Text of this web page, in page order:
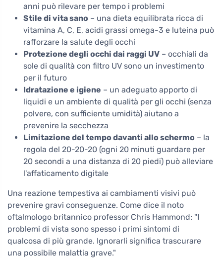
anni può rilevare per tempo i problemi
Stile di vita sano – una dieta equilibrata ricca di
vitamina A, C, E, acidi grassi omega-3 e luteina può
rafforzare la salute degli occhi
Protezione degli occhi dai raggi UV – occhiali da
sole di qualità con filtro UV sono un investimento
per il futuro
Idratazione e igiene – un adeguato apporto di
liquidi e un ambiente di qualità per gli occhi (senza
polvere, con sufficiente umidità) aiutano a
prevenire la secchezza
Limitazione del tempo davanti allo schermo – la
regola del 20-20-20 (ogni 20 minuti guardare per
20 secondi a una distanza di 20 piedi) può alleviare
l'affaticamento digitale
Una reazione tempestiva ai cambiamenti visivi può
prevenire gravi conseguenze. Come dice il noto
oftalmologo britannico professor Chris Hammond: "I
problemi di vista sono spesso i primi sintomi di
qualcosa di più grande. Ignorarli significa trascurare
una possibile malattia grave."